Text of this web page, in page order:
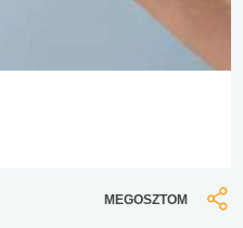
MEGOSZTOM